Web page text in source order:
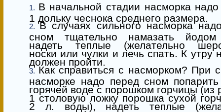
В начальной стадии насморка надо
1 дольку чеснока среднего размера.
В случаях сильного насморка
сном тщательно намазать йодом
надеть теплые (желательно
носки или чулки и лечь спать. К утру
должен пройти.
Как справиться с насморком? При
насморке надо перед сном
горячей воде с порошком горчицы (из
1 столовую ложку порошка сухой
2 л. воды), надеть теплые